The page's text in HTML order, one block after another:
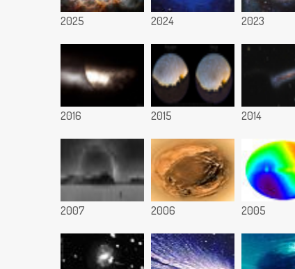
2025 2024 2023
2016 2015 2014
2007 2006 2005